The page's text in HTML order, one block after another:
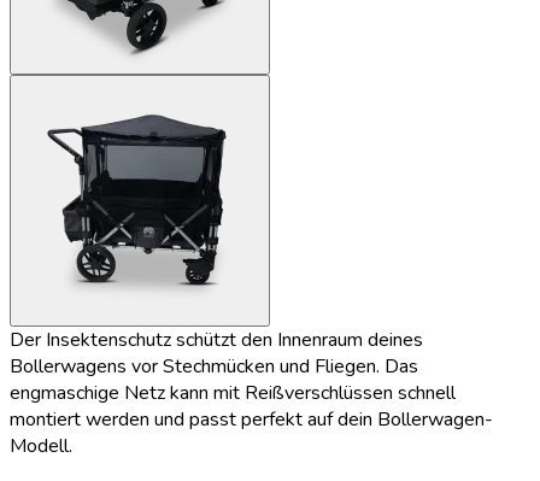
Der Insektenschutz schützt den Innenraum deines
Bollerwagens vor Stechmücken und Fliegen. Das
engmaschige Netz kann mit Reißverschlüssen schnell
montiert werden und passt perfekt auf dein Bollerwagen-
Modell.